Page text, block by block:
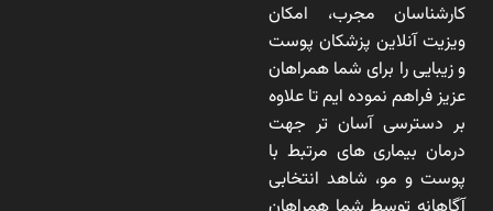
کارشناسان مجرب، امکان
ویزیت آنلاین پزشکان پوست
و زیبایی را برای شما همراهان
عزیز فراهم نموده ایم تا علاوه
بر دسترسی آسان تر جهت
درمان بیماری های مرتبط با
پوست و مو، شاهد انتخابی